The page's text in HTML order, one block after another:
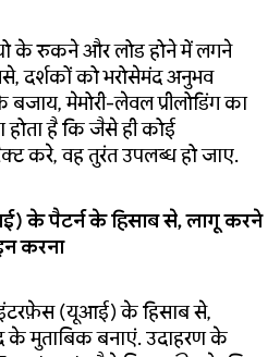
के रुकने और लोड होने में लगने
दर्शकों को भरोसेमंद अनुभव
मेमोरी-लेवल प्रीलोडिंग का
है कि जैसे ही कोई
करे, वह तुरंत उपलब्ध हो जाए.
के पैटर्न के हिसाब से, लागू करने
करना
(यूआई) के हिसाब से,
के मुताबिक बनाएं. उदाहरण के